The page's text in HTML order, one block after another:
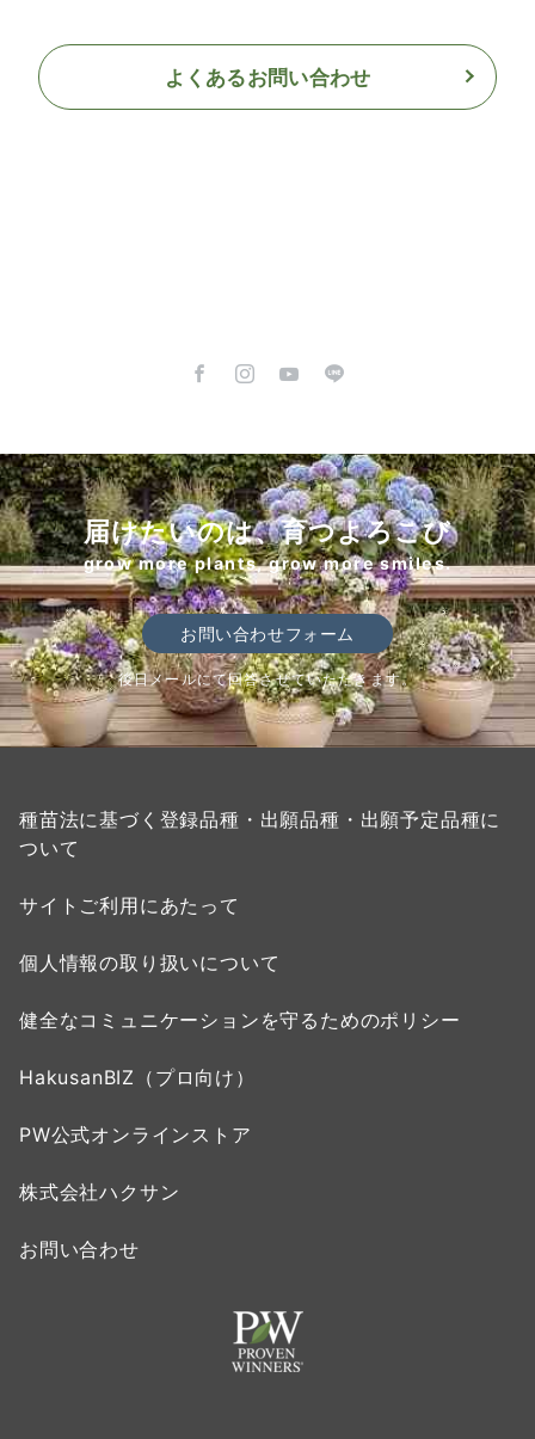
よくあるお問い合わせ
届けたいのは、育つよろこび
grow more plants, grow more smiles.
お問い合わせフォーム
後日メールにて回答させていただきます。
種苗法に基づく登録品種・出願品種・出願予定品種に
ついて
サイトご利用にあたって
個人情報の取り扱いについて
健全なコミュニケーションを守るためのポリシー
HakusanBIZ（プロ向け）
PW公式オンラインストア
株式会社ハクサン
お問い合わせ